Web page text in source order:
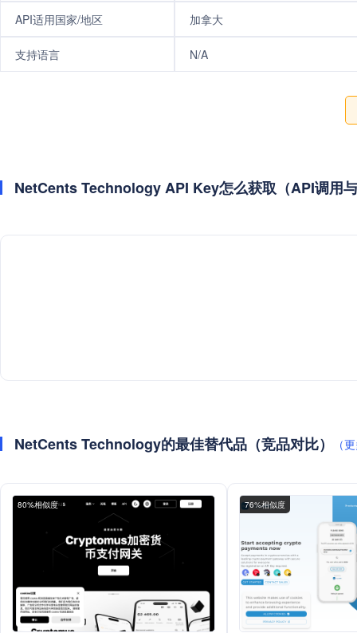
API适用国家/地区 加拿大
支持语言 N/A
NetCents Technology API Key怎么获取（API调用
NetCents Technology的最佳替代品（竞品对比） （
80%相似度 76%相似度